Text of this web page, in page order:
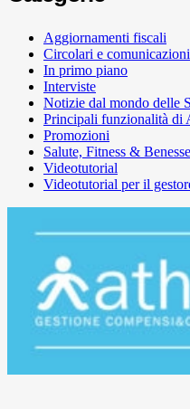
Aggiornamenti fiscali
Circolari e comunicazioni
In primo piano
Interviste
Notizie dal mondo delle
Principali funzionalità di
Promozioni
Salute, Fitness &
Videotutorial
Videotutorial per il